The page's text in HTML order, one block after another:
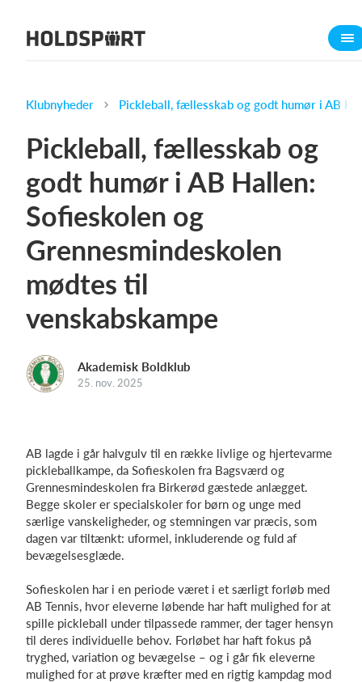
Om Holdsport
Presseomtale
Funktioner
Kalender
Kontingentopkrævning
Hjemmeside
Webshop
Billetsystem
Klubnyheder Pickleball, fællesskab og godt humør i AB
Pickleball, fællesskab og
godt humør i AB Hallen:
Sofieskolen og
Grennesmindeskolen
mødtes til
venskabskampe
Akademisk Boldklub
25. nov. 2025
AB lagde i går halvgulv til en række livlige og hjertevarme
pickleballkampe, da Sofieskolen fra Bagsværd og
Grennesmindeskolen fra Birkerød gæstede anlægget.
Begge skoler er specialskoler for børn og unge med
særlige vanskeligheder, og stemningen var præcis, som
dagen var tiltænkt: uformel, inkluderende og fuld af
bevægelsesglæde.
Sofieskolen har i en periode været i et særligt forløb med
AB Tennis, hvor eleverne løbende har haft mulighed for at
spille pickleball under tilpassede rammer, der tager hensyn
til deres individuelle behov. Forløbet har haft fokus på
tryghed, variation og bevægelse – og i går fik eleverne
mulighed for at prøve kræfter med en rigtig kampdag mod